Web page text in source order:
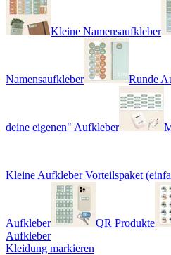
Kleine Namensaufkleber
Namensaufkleber Runde
deine eigenen" Aufkleber
Kleine Aufkleber Vorteilspaket
Aufkleber QR Produkte
Aufkleber
Kleidung markieren